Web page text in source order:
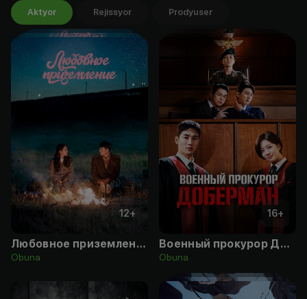
Aktyor Rejissyor Prodyuser
12+
Любовное приземление
Obuna
16+
Военный прокурор Доберман
Obuna